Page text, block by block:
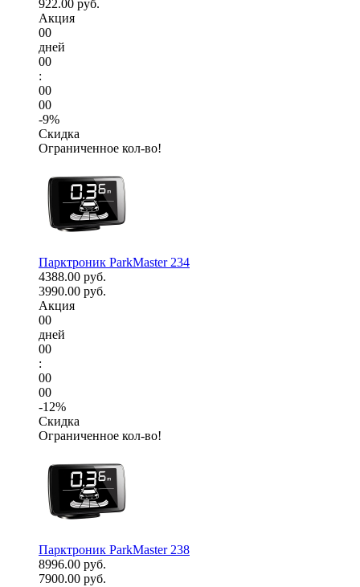
922.00 руб.
Акция
00
дней
00
:
00
00
-9%
Скидка
Ограниченное кол-во!
Парктроник ParkMaster 234
4388.00 руб.
3990.00 руб.
Акция
00
дней
00
:
00
00
-12%
Скидка
Ограниченное кол-во!
Парктроник ParkMaster 238
8996.00 руб.
7900.00 руб.